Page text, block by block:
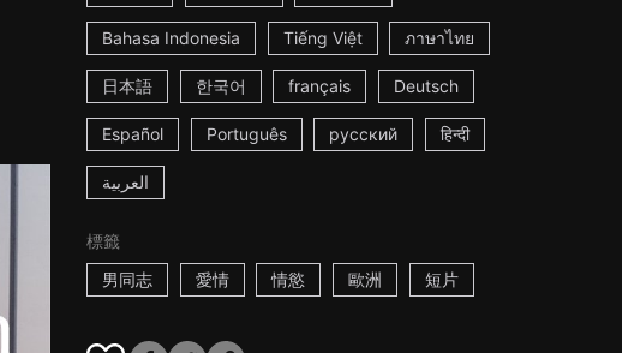
Bahasa Indonesia Tiếng Việt ภาษาไทย
日本語 한국어 français Deutsch
Español Português русский हिन्दी
العربية
標籤
男同志
愛情 情慾 歐洲 短片